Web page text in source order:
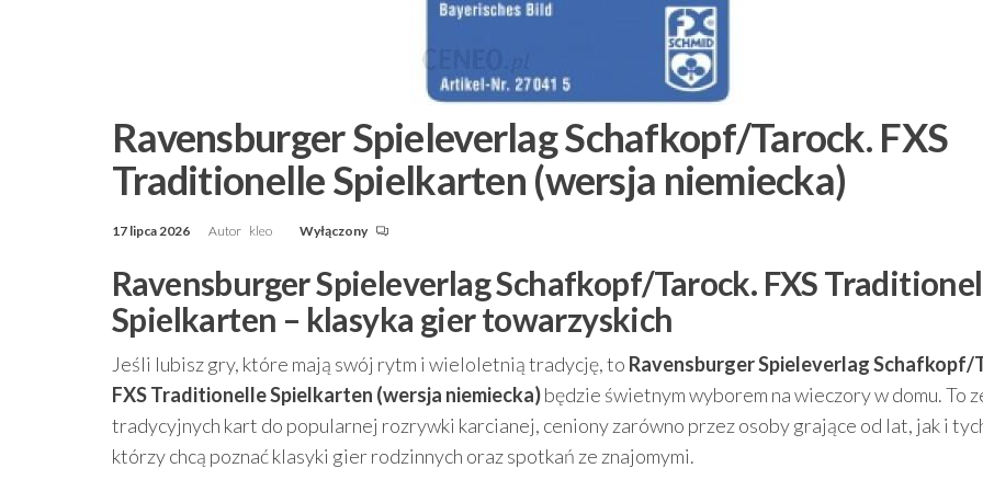
Ravensburger Spieleverlag Schafkopf/Tarock. FXS
Traditionelle Spielkarten (wersja niemiecka)
17 lipca 2026 Autor kleo Wyłączony
Ravensburger Spieleverlag Schafkopf/Tarock. FXS
Spielkarten – klasyka gier towarzyskich
Jeśli lubisz gry, które mają swój rytm i wieloletnią tradycję, to Ravensburger Spieleverlag Schafkopf/
FXS Traditionelle Spielkarten (wersja niemiecka)będzie świetnym wyborem na wieczory w domu. To
tradycyjnych kart do popularnej rozrywki karcianej, ceniony zarówno przez osoby grające od lat, jak i
którzy chcą poznać klasyki gier rodzinnych oraz spotkań ze znajomymi.